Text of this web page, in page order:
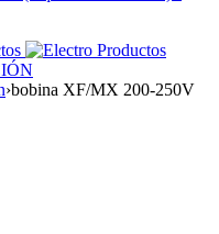
›bobina XF/MX 200-250V